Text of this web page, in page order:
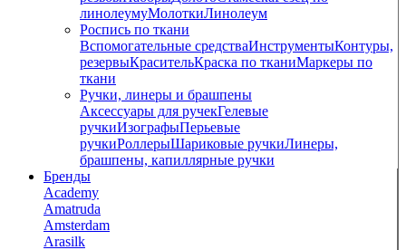
линолеумуМолоткиЛинолеум
Роспись по ткани
Вспомогательные средстваИнструментыКонтуры,
резервыКрасительКраска по тканиМаркеры по
ткани
Ручки, линеры и брашпены
Аксессуары для ручекГелевые
ручкиИзографыПерьевые
ручкиРоллерыШариковые ручкиЛинеры,
брашпены, капиллярные ручки
Бренды
Academy
Amatruda
Amsterdam
Arasilk